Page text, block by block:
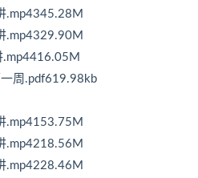
.mp4345.28M
.mp4329.90M
.mp4416.05M
周.pdf619.98kb
.mp4153.75M
.mp4218.56M
.mp4228.46M